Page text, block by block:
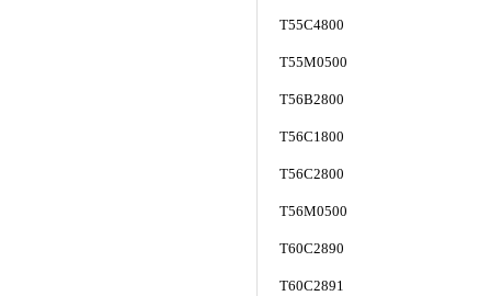
T55C4800
T55M0500
T56B2800
T56C1800
T56C2800
T56M0500
T60C2890
T60C2891